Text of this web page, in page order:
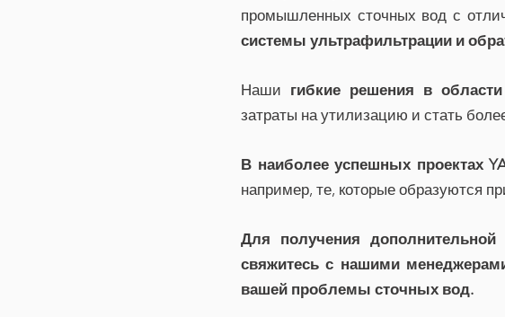
промышленных сточных вод с
системы ультрафильтрации и
Наши гибкие решения в
затраты на утилизацию и стать
В наиболее успешных проектах
например, те, которые образуются
Для получения
свяжитесь с нашими
вашей проблемы сточных вод.